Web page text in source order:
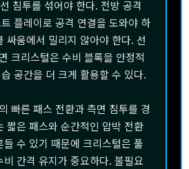
침투를 섞어야 한다. 전방 공격
플레이로 공격 연결을 도와야 하
싸움에서 밀리지 않아야 한다. 선
크리스털은 수비 블록을 안정적
공간을 더 크게 활용할 수 있다.
빠른 패스 전환과 측면 침투를 경
짧은 패스와 순간적인 압박 전환
수 있기 때문에 크리스털은 풀
간격 유지가 중요하다. 불필요